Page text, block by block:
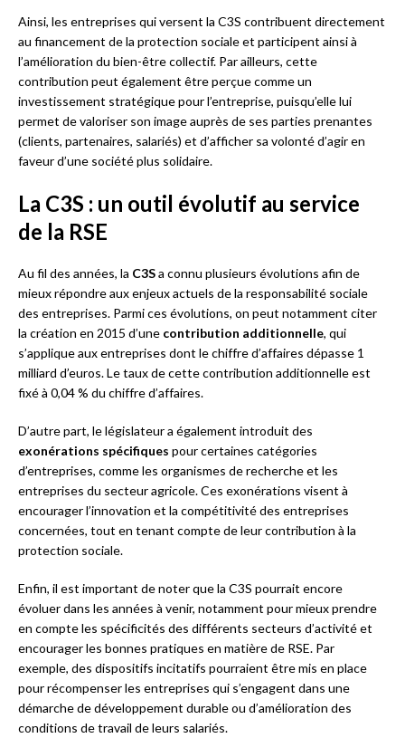
Ainsi, les entreprises qui versent la C3S contribuent directement
au financement de la protection sociale et participent ainsi à
l’amélioration du bien-être collectif. Par ailleurs, cette
contribution peut également être perçue comme un
investissement stratégique pour l’entreprise, puisqu’elle lui
permet de valoriser son image auprès de ses parties prenantes
(clients, partenaires, salariés) et d’afficher sa volonté d’agir en
faveur d’une société plus solidaire.
La C3S : un outil évolutif au service
de la RSE
Au fil des années, la C3Sa connu plusieurs évolutions afin de
mieux répondre aux enjeux actuels de la responsabilité sociale
des entreprises. Parmi ces évolutions, on peut notamment citer
la création en 2015 d’une contribution additionnelle, qui
s’applique aux entreprises dont le chiffre d’affaires dépasse 1
milliard d’euros. Le taux de cette contribution additionnelle est
fixé à 0,04 % du chiffre d’affaires.
D’autre part, le législateur a également introduit des
exonérations spécifiques pour certaines catégories
d’entreprises, comme les organismes de recherche et les
entreprises du secteur agricole. Ces exonérations visent à
encourager l’innovation et la compétitivité des entreprises
concernées, tout en tenant compte de leur contribution à la
protection sociale.
Enfin, il est important de noter que la C3S pourrait encore
évoluer dans les années à venir, notamment pour mieux prendre
en compte les spécificités des différents secteurs d’activité et
encourager les bonnes pratiques en matière de RSE. Par
exemple, des dispositifs incitatifs pourraient être mis en place
pour récompenser les entreprises qui s’engagent dans une
démarche de développement durable ou d’amélioration des
conditions de travail de leurs salariés.